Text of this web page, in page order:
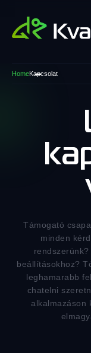
HomeKapcsolat
Támogató
minden
beállításokhoz?
leghamarabb
chatelni
alkalmazáson